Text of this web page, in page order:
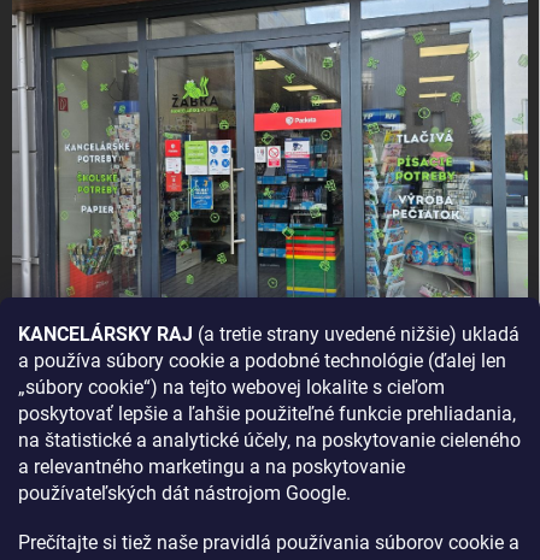
KANCELÁRSKY RAJ (a tretie strany uvedené nižšie) ukladá
a používa súbory cookie a podobné technológie (ďalej len
„súbory cookie“) na tejto webovej lokalite s cieľom
poskytovať lepšie a ľahšie použiteľné funkcie prehliadania,
na štatistické a analytické účely, na poskytovanie cieleného
a relevantného marketingu a na poskytovanie
používateľských dát nástrojom Google.
Prečítajte si tiež naše pravidlá používania súborov cookie a
AKO SA K NÁM DOSTANETE?